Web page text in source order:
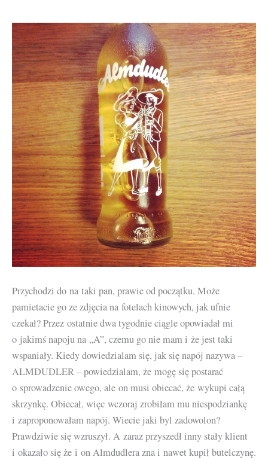
Przychodzi do na taki pan, prawie od początku. Może
pamietacie go ze zdjęcia na fotelach kinowych, jak ufnie
czekał? Przez ostatnie dwa tygodnie ciągle opowiadał mi
o jakimś napoju na „A”, czemu go nie mam i że jest taki
wspaniały. Kiedy dowiedzialam się, jak się napój nazywa –
ALMDUDLER – powiedzialam, że mogę się postarać
o sprowadzenie owego, ale on musi obiecać, że wykupi całą
skrzynkę. Obiecał, więc wczoraj zrobiłam mu niespodziankę
i zaproponowałam napój. Wiecie jaki byl zadowolon?
Prawdziwie się wzruszył. A zaraz przyszedł inny stały klient
i okazało się że i on Almdudlera zna i nawet kupił butelczynę.